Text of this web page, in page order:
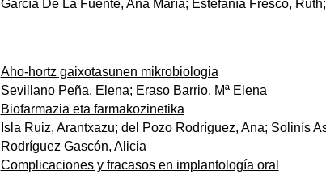
García De La Fuente, Ana María; Estefanía Fresco,
Aho-hortz gaixotasunen mikrobiologia
Sevillano Peña, Elena; Eraso Barrio, Mª Elena
Biofarmazia eta farmakozinetika
Isla Ruiz, Arantxazu; del Pozo Rodríguez, Ana; Solinís
Rodríguez Gascón, Alicia
Complicaciones y fracasos en implantología oral